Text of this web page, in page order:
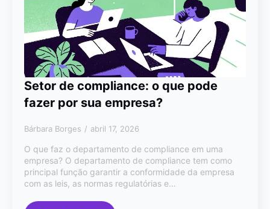
Setor de compliance: o que pode
fazer por sua empresa?
Bárbara Borges abril 17, 2026
O que faz o departamento de compliance em uma
empresa? O departamento de compliance tem como
principal função garantir a conformidade da empresa
com as leis, as normas regulatórias e…